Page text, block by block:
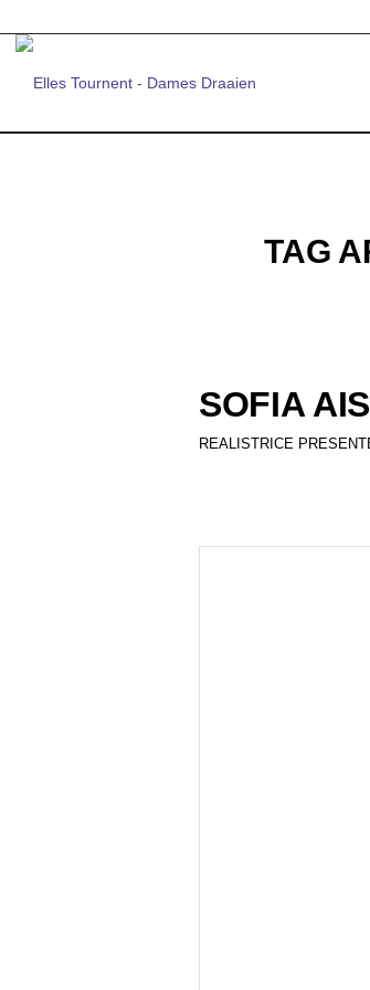
TAG
SOFIA
REALISTRICE